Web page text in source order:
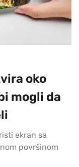
oko
mogli da
ekran sa
površinom